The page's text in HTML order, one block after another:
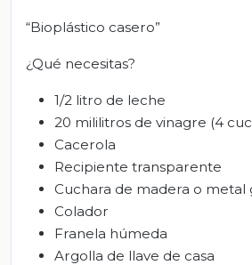
“Bioplástico casero”
¿Qué necesitas?
1/2 litro de leche
20 mililitros de vinagre (4
Cacerola
Recipiente transparente
Cuchara de madera o metal
Colador
Franela húmeda
Argolla de llave de casa